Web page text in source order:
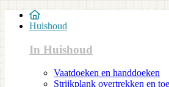
Huishoud
In Huishoud
Vaatdoeken en handdoeken
Strijkplank overtrekken en